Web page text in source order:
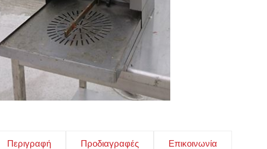
Περιγραφή Προδιαγραφές Επικοινωνία